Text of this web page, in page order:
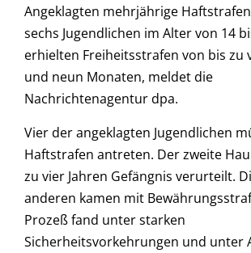
Angeklagten mehrjährige
sechs Jugendlichen im Alter von 14
erhielten Freiheitsstrafen von bis zu
und neun Monaten, meldet die
Nachrichtenagentur dpa.
Vier der angeklagten Jugendlichen
Haftstrafen antreten. Der zweite
zu vier Jahren Gefängnis verurteilt.
anderen kamen mit
Prozeß fand unter starken
Sicherheitsvorkehrungen und unter